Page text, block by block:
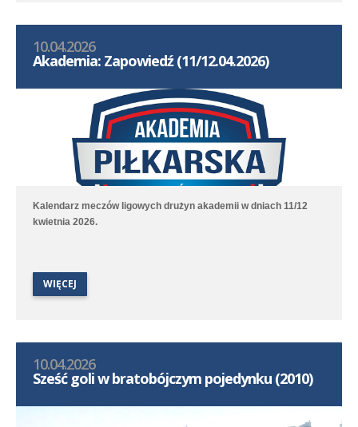
10.04.2026
Akademia: Zapowiedź (11/12.04.2026)
Kalendarz meczów ligowych drużyn akademii w dniach 11/12
kwietnia 2026.
WIĘCEJ
10.04.2026
Sześć goli w bratobójczym pojedynku (2010)